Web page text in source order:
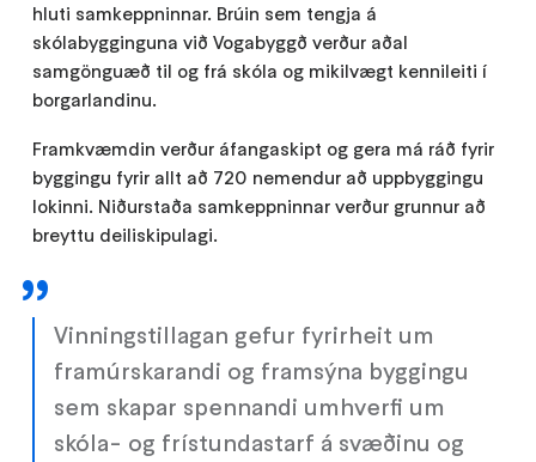
hluti samkeppninnar. Brúin sem tengja á
skólabygginguna við Vogabyggð verður aðal
samgönguæð til og frá skóla og mikilvægt kennileiti í
borgarlandinu.
Framkvæmdin verður áfangaskipt og gera má ráð fyrir
byggingu fyrir allt að 720 nemendur að uppbyggingu
lokinni. Niðurstaða samkeppninnar verður grunnur að
breyttu deiliskipulagi.
Vinningstillagan gefur fyrirheit um
framúrskarandi og framsýna byggingu
sem skapar spennandi umhverfi um
skóla- og frístundastarf á svæðinu og